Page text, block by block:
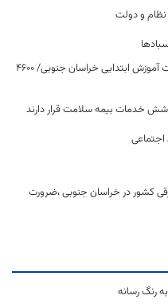
و دولت
تقدیر مقام عالی وزارت از عملکرد جهادی معاونت آموزش ابتدایی خراسان جنوبی/ ۴۶۰۰
اجتماعی
کشور در خراسان جنوبی ،ضرورت
رنگ رسانه